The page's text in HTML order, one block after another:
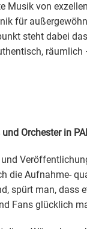
Musik von
für
steht dabei
räumlich
Orchester in
die Aufnahme-
spürt man, dass
Fans glücklich